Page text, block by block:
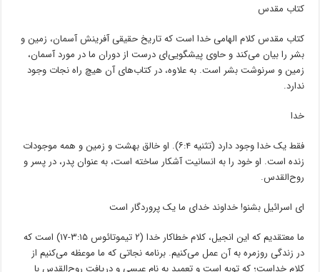
کتاب مقدس
کتاب مقدس کلام الهامی خدا است که تاریخ حقیقی ﺁفرینش ﺁسمان، زمین و
بشر را بیان می‌کند و حاوی پیشگویی‌ای درست از دوران ما در مورد ﺁسمان،
زمین و سرنوشت بشر است. به علاوه، در کتاب‌های ﺁن هیچ راه نجات وجود
ندارد.
خدا
فقط یک خدا وجود دارد (تثنیه ۶:۴). او خالق بهشت و زمین و همه موجودات
زنده است. او خود را به انسانیت ﺁشکار ساخته است، به عنوان پدر، در پسر و
روح‌القدس.
ای اسرائیل بشنو! خداوند خدای ما یک پروردگار است
ما معتقدیم که این انجیل، کلام خطاکار خدا (۲ تیموتائوس ۳:۱۵-۱۷) است که
در زندگی روزمره به ﺁن عمل می‌کنیم. برنامه نجاتی که ما موعظه می‌کنیم از
کلام خداست؛ که توبه است و تعمید به نام عیسی و دریافت روح‌القدس با